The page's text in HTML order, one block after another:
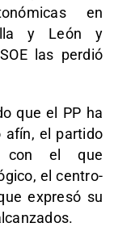
en
y León y
las perdió
que el PP ha
afín, el partido
con el que
el centro-
expresó su